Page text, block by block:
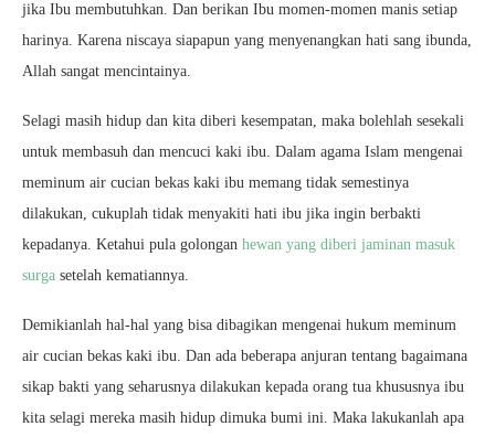
jika Ibu membutuhkan. Dan berikan Ibu momen-momen manis setiap
harinya. Karena niscaya siapapun yang menyenangkan hati sang ibunda,
Allah sangat mencintainya.
Selagi masih hidup dan kita diberi kesempatan, maka bolehlah sesekali
untuk membasuh dan mencuci kaki ibu. Dalam agama Islam mengenai
meminum air cucian bekas kaki ibu memang tidak semestinya
dilakukan, cukuplah tidak menyakiti hati ibu jika ingin berbakti
kepadanya. Ketahui pula golongan hewan yang diberi jaminan masuk
surga setelah kematiannya.
Demikianlah hal-hal yang bisa dibagikan mengenai hukum meminum
air cucian bekas kaki ibu. Dan ada beberapa anjuran tentang bagaimana
sikap bakti yang seharusnya dilakukan kepada orang tua khususnya ibu
kita selagi mereka masih hidup dimuka bumi ini. Maka lakukanlah apa